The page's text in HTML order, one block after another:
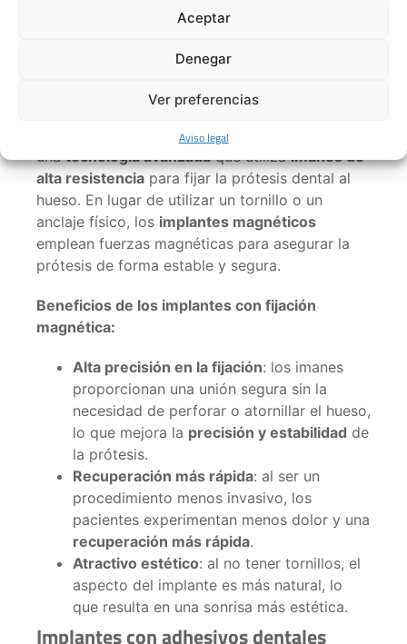
Aceptar
Denegar
Ver preferencias
Aviso legal
recuperación es más rápida en
Implantes con fijación magnética
implantes con fijación magnética
unatecnología avanzadaque utilizaimanes de
alta resistencia para fijar la prótesis dental al
hueso. En lugar de utilizar un tornillo o un
anclaje físico, los implantes magnéticos
emplean fuerzas magnéticas para asegurar la
prótesis de forma estable y segura.
Beneficios de los implantes con fijación
magnética:
Alta precisión en la fijación: los imanes
proporcionan una unión segura sin la
necesidad de perforar o atornillar el hueso,
lo que mejora la precisión y estabilidad de
la prótesis.
Recuperación más rápida: al ser un
procedimiento menos invasivo, los
pacientes experimentan menos dolor y una
recuperación más rápida.
Atractivo estético: al no tener tornillos, el
aspecto del implante es más natural, lo
que resulta en una sonrisa más estética.
Implantes con adhesivos dentales